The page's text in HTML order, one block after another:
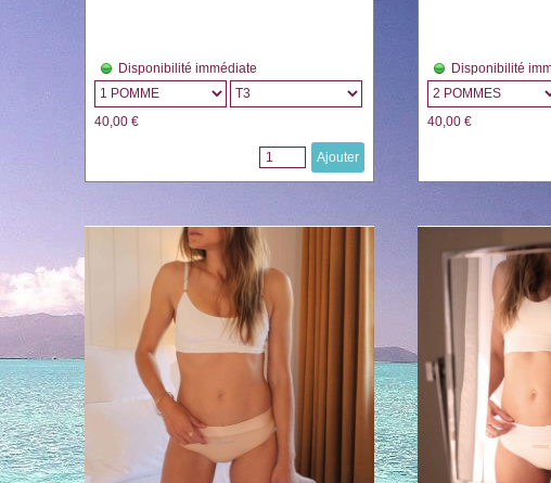
Disponibilité immédiate
40,00 €
Ajouter
Disponibilité
40,00 €